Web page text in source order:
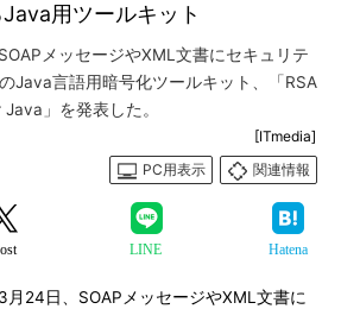
用ツールキット
メッセージやXML文書にセキュリテ
Java言語用暗号化ツールキット、「RSA
」を発表した。
[ITmedia]
PC用表示
関連情報
LINE Hatena
24日、SOAPメッセージやXML文書に